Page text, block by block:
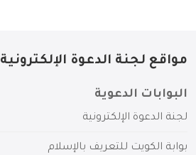
مواقع لجنة الدعوة الإلكترونية
البوابات الدعوية
لجنة الدعوة الإلكترونية
بوابة الكويت للتعريف بالإسلام